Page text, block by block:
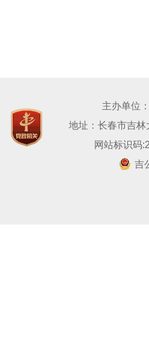
主办单位
地址：长春市吉
网站标识码
吉